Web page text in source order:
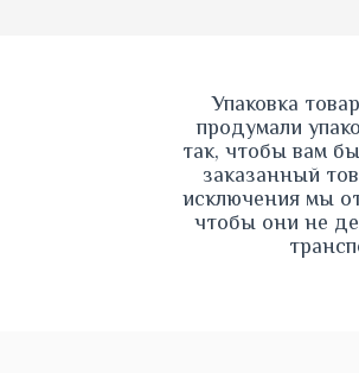
Упаковка
продумали
так, чтобы вам
заказанный
исключения мы
чтобы они не